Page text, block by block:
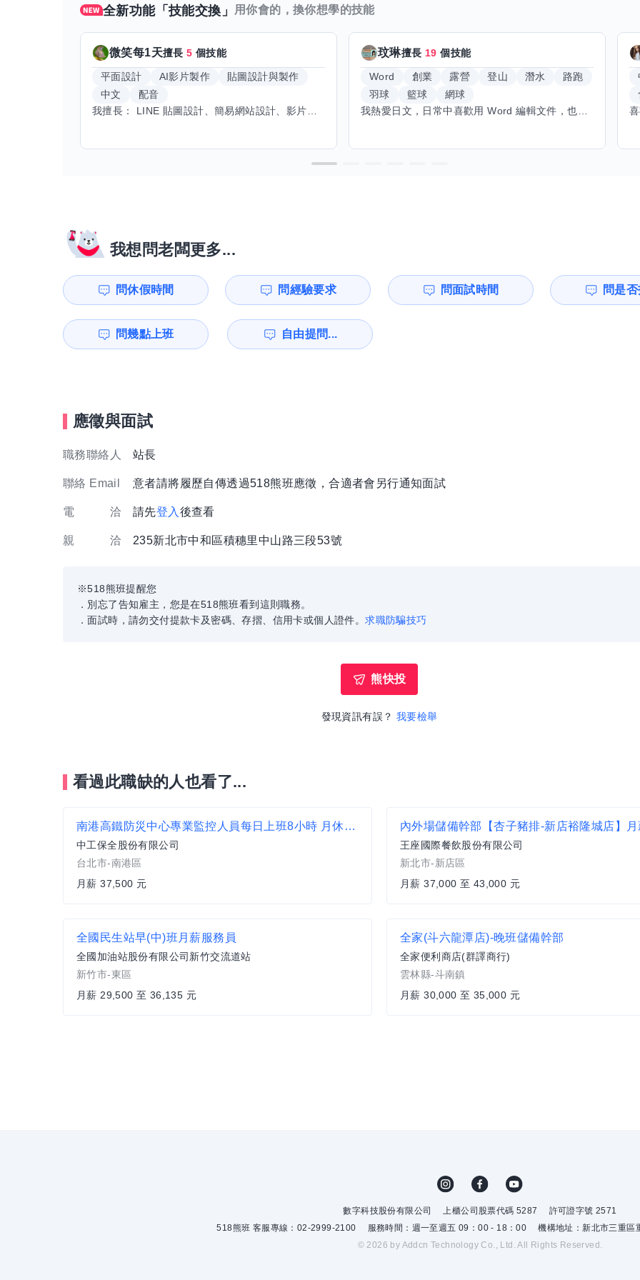
全新功能「技能交換」 用你會的，換你想學的技能
微笑每1天擅長5 個技能
平面設計 AI影片製作
貼圖設計與製作
中文
配音
我擅長： LINE 貼圖設計、簡易網站設計、影片剪輯、配音、AI 影片創作、音樂創作（原創歌曲／純音樂／配樂） 希望交換技能： ① 游泳（想學：自由式、蝶式） 已會基礎蛙式、仰式，但姿勢尚未標準，希望有人協助修正動作、提升效率。 ② 鋼琴（目前約巴哈初階程度） ③ 英文（程度約 B1～B2） 交換方式： 捷運可到處，部分技能可線上交換。
玟琳擅長 19 個技能
Word 創業 露營 登山 潛水
路跑
羽球
籃球
網球
我熱愛日文，日常中喜歡用 Word 編輯文件，也對創業有不少想法。希望能找到願意和我交換技能的朋友，我願意分享日文和辦公軟體技巧，期待學習手繪和烏克麗麗，感受不同的藝術魅力。年長帶來沉澱與耐心，願與你互相成長，一同探索新領域的喜悅。
我想問老闆更多...
問休假時間 問經驗要求 問面試時間 問是否
問幾點上班 自由提問...
應徵與面試
職務聯絡人 站長
聯絡 Email 意者請將履歷自傳透過518熊班應徵，合適者會另行通知面試
電 洽 請先登入 後查看
親 洽 235新北市中和區積穗里中山路三段53號
※518熊班提醒您
．別忘了告知雇主，您是在518熊班看到這則職務。
．面試時，請勿交付提款卡及密碼、存摺、信用卡或個人證件。求職防騙技巧
熊快投
發現資訊有誤？ 我要檢舉
看過此職缺的人也看了...
南港高鐵防災中心專業監控人員每日上班8小時 月休8天需輪班
中工保全股份有限公司
台北市-南港區
月薪 37,500 元
王座國際餐飲股份有限公司
新北市-新店區
月薪 37,000 至 43,000 元
全國民生站早(中)班月薪服務員
全國加油站股份有限公司新竹交流道站
新竹市-東區
月薪 29,500 至 36,135 元
全家(斗六龍潭店)-晚班儲備幹部
全家便利商店(群譯商行)
雲林縣-斗南鎮
月薪 30,000 至 35,000 元
數字科技股份有限公司
上櫃公司股票代碼 5287
許可證字號 2571
518熊班 客服專線：02-2999-2100
服務時間：週一至週五 09：00 - 18：00
機構地址：新北市三重
© 2026 by Addcn Technology Co., Ltd. All Rights Reserved.